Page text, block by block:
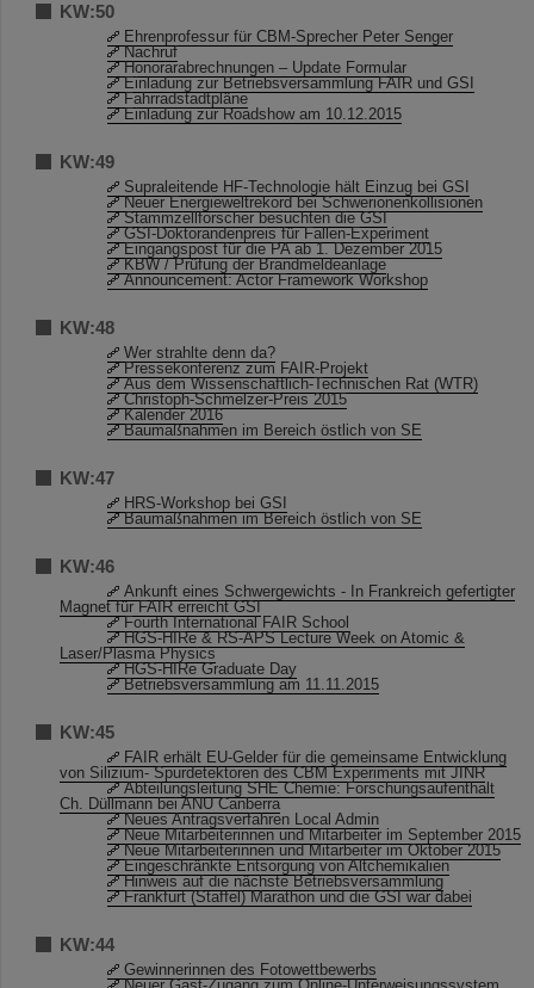
KW:50
Ehrenprofessur für CBM-Sprecher Peter Senger
Nachruf
Honorarabrechnungen – Update Formular
Einladung zur Betriebsversammlung FAIR und GSI
Fahrradstadtpläne
Einladung zur Roadshow am 10.12.2015
KW:49
Supraleitende HF-Technologie hält Einzug bei GSI
Neuer Energieweltrekord bei Schwerionenkollisionen
Stammzellforscher besuchten die GSI
GSI-Doktorandenpreis für Fallen-Experiment
Eingangspost für die PA ab 1. Dezember 2015
KBW / Prüfung der Brandmeldeanlage
Announcement: Actor Framework Workshop
KW:48
Wer strahlte denn da?
Pressekonferenz zum FAIR-Projekt
Aus dem Wissenschaftlich-Technischen Rat (WTR)
Christoph-Schmelzer-Preis 2015
Kalender 2016
Baumaßnahmen im Bereich östlich von SE
KW:47
HRS-Workshop bei GSI
Baumaßnahmen im Bereich östlich von SE
KW:46
Ankunft eines Schwergewichts - In Frankreich gefertigter
Magnet für FAIR erreicht GSI
Fourth International FAIR School
HGS-HIRe & RS-APS Lecture Week on Atomic &
Laser/Plasma Physics
HGS-HIRe Graduate Day
Betriebsversammlung am 11.11.2015
KW:45
FAIR erhält EU-Gelder für die gemeinsame Entwicklung
von Silizium- Spurdetektoren des CBM Experiments mit JINR
Abteilungsleitung SHE Chemie: Forschungsaufenthalt
Ch. Düllmann bei ANU Canberra
Neues Antragsverfahren Local Admin
Neue Mitarbeiterinnen und Mitarbeiter im September 2015
Neue Mitarbeiterinnen und Mitarbeiter im Oktober 2015
Eingeschränkte Entsorgung von Altchemikalien
Hinweis auf die nächste Betriebsversammlung
Frankfurt (Staffel) Marathon und die GSI war dabei
KW:44
Gewinnerinnen des Fotowettbewerbs